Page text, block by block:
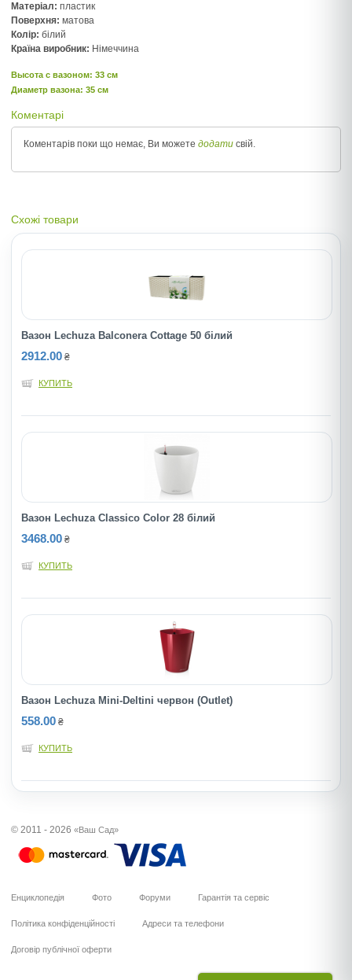
Матеріал: пластик
Поверхня: матова
Колір: білий
Країна виробник: Німеччина
Высота c вазоном: 33 см
Диаметр вазона: 35 см
Коментарі
Коментарів поки що немає, Ви можете додати свій.
Схожі товари
Вазон Lechuza Balconera Cottage 50 білий
2912.00 ₴
КУПИТЬ
Вазон Lechuza Classico Color 28 білий
3468.00 ₴
КУПИТЬ
Вазон Lechuza Mini-Deltini червон (Outlet)
558.00 ₴
КУПИТЬ
© 2011 - 2026 «Ваш Сад»
Енциклопедія Фото Форуми Гарантія та сервіс
Політика конфіденційності Адреси та телефони
Договір публічної оферти